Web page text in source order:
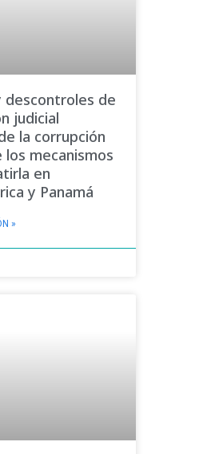
descontroles de
judicial
la corrupción
los mecanismos
en
y Panamá
»